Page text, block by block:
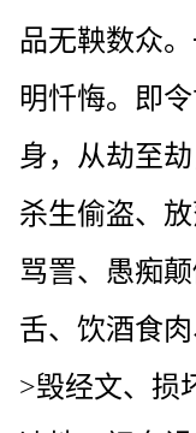
品无鞅数众
明忏悔。即
身，从劫至
杀生偷盗、
骂詈、愚痴
舌、饮酒食
>毁经文、损